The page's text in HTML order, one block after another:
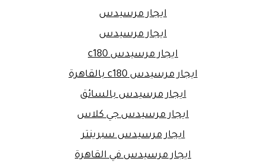
ايجار مرسيدس
ايجار مرسيدس
ايجار مرسيدس c180
ايجار مرسيدس c180 بالقاهرة
ايجار مرسيدس بالسائق
ايجار مرسيدس جي كلاس
ايجار مرسيدس سبرينتر
ايجار مرسيدس في القاهرة